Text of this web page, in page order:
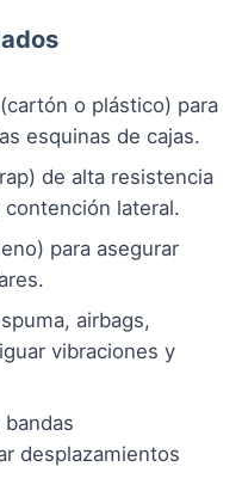
o plástico) para
esquinas de cajas.
de alta resistencia
lateral.
para asegurar
airbags,
vibraciones y
desplazamientos